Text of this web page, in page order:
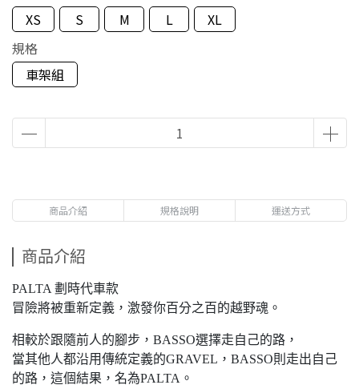
XS
S M L
XL
規格
車架組
商品介紹 規格說明 運送方式
商品介紹
PALTA 劃時代車款
冒險將被重新定義，激發你百分之百的越野魂。
相較於跟隨前人的腳步，BASSO選擇走自己的路，
當其他人都沿用傳統定義的GRAVEL，BASSO則走出自己
的路，這個結果，名為PALTA。